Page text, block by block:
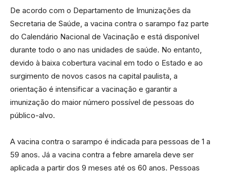
De acordo com o Departamento de Imunizações da
Secretaria de Saúde, a vacina contra o sarampo faz parte
do Calendário Nacional de Vacinação e está disponível
durante todo o ano nas unidades de saúde. No entanto,
devido à baixa cobertura vacinal em todo o Estado e ao
surgimento de novos casos na capital paulista, a
orientação é intensificar a vacinação e garantir a
imunização do maior número possível de pessoas do
público-alvo.
A vacina contra o sarampo é indicada para pessoas de 1 a
59 anos. Já a vacina contra a febre amarela deve ser
aplicada a partir dos 9 meses até os 60 anos. Pessoas